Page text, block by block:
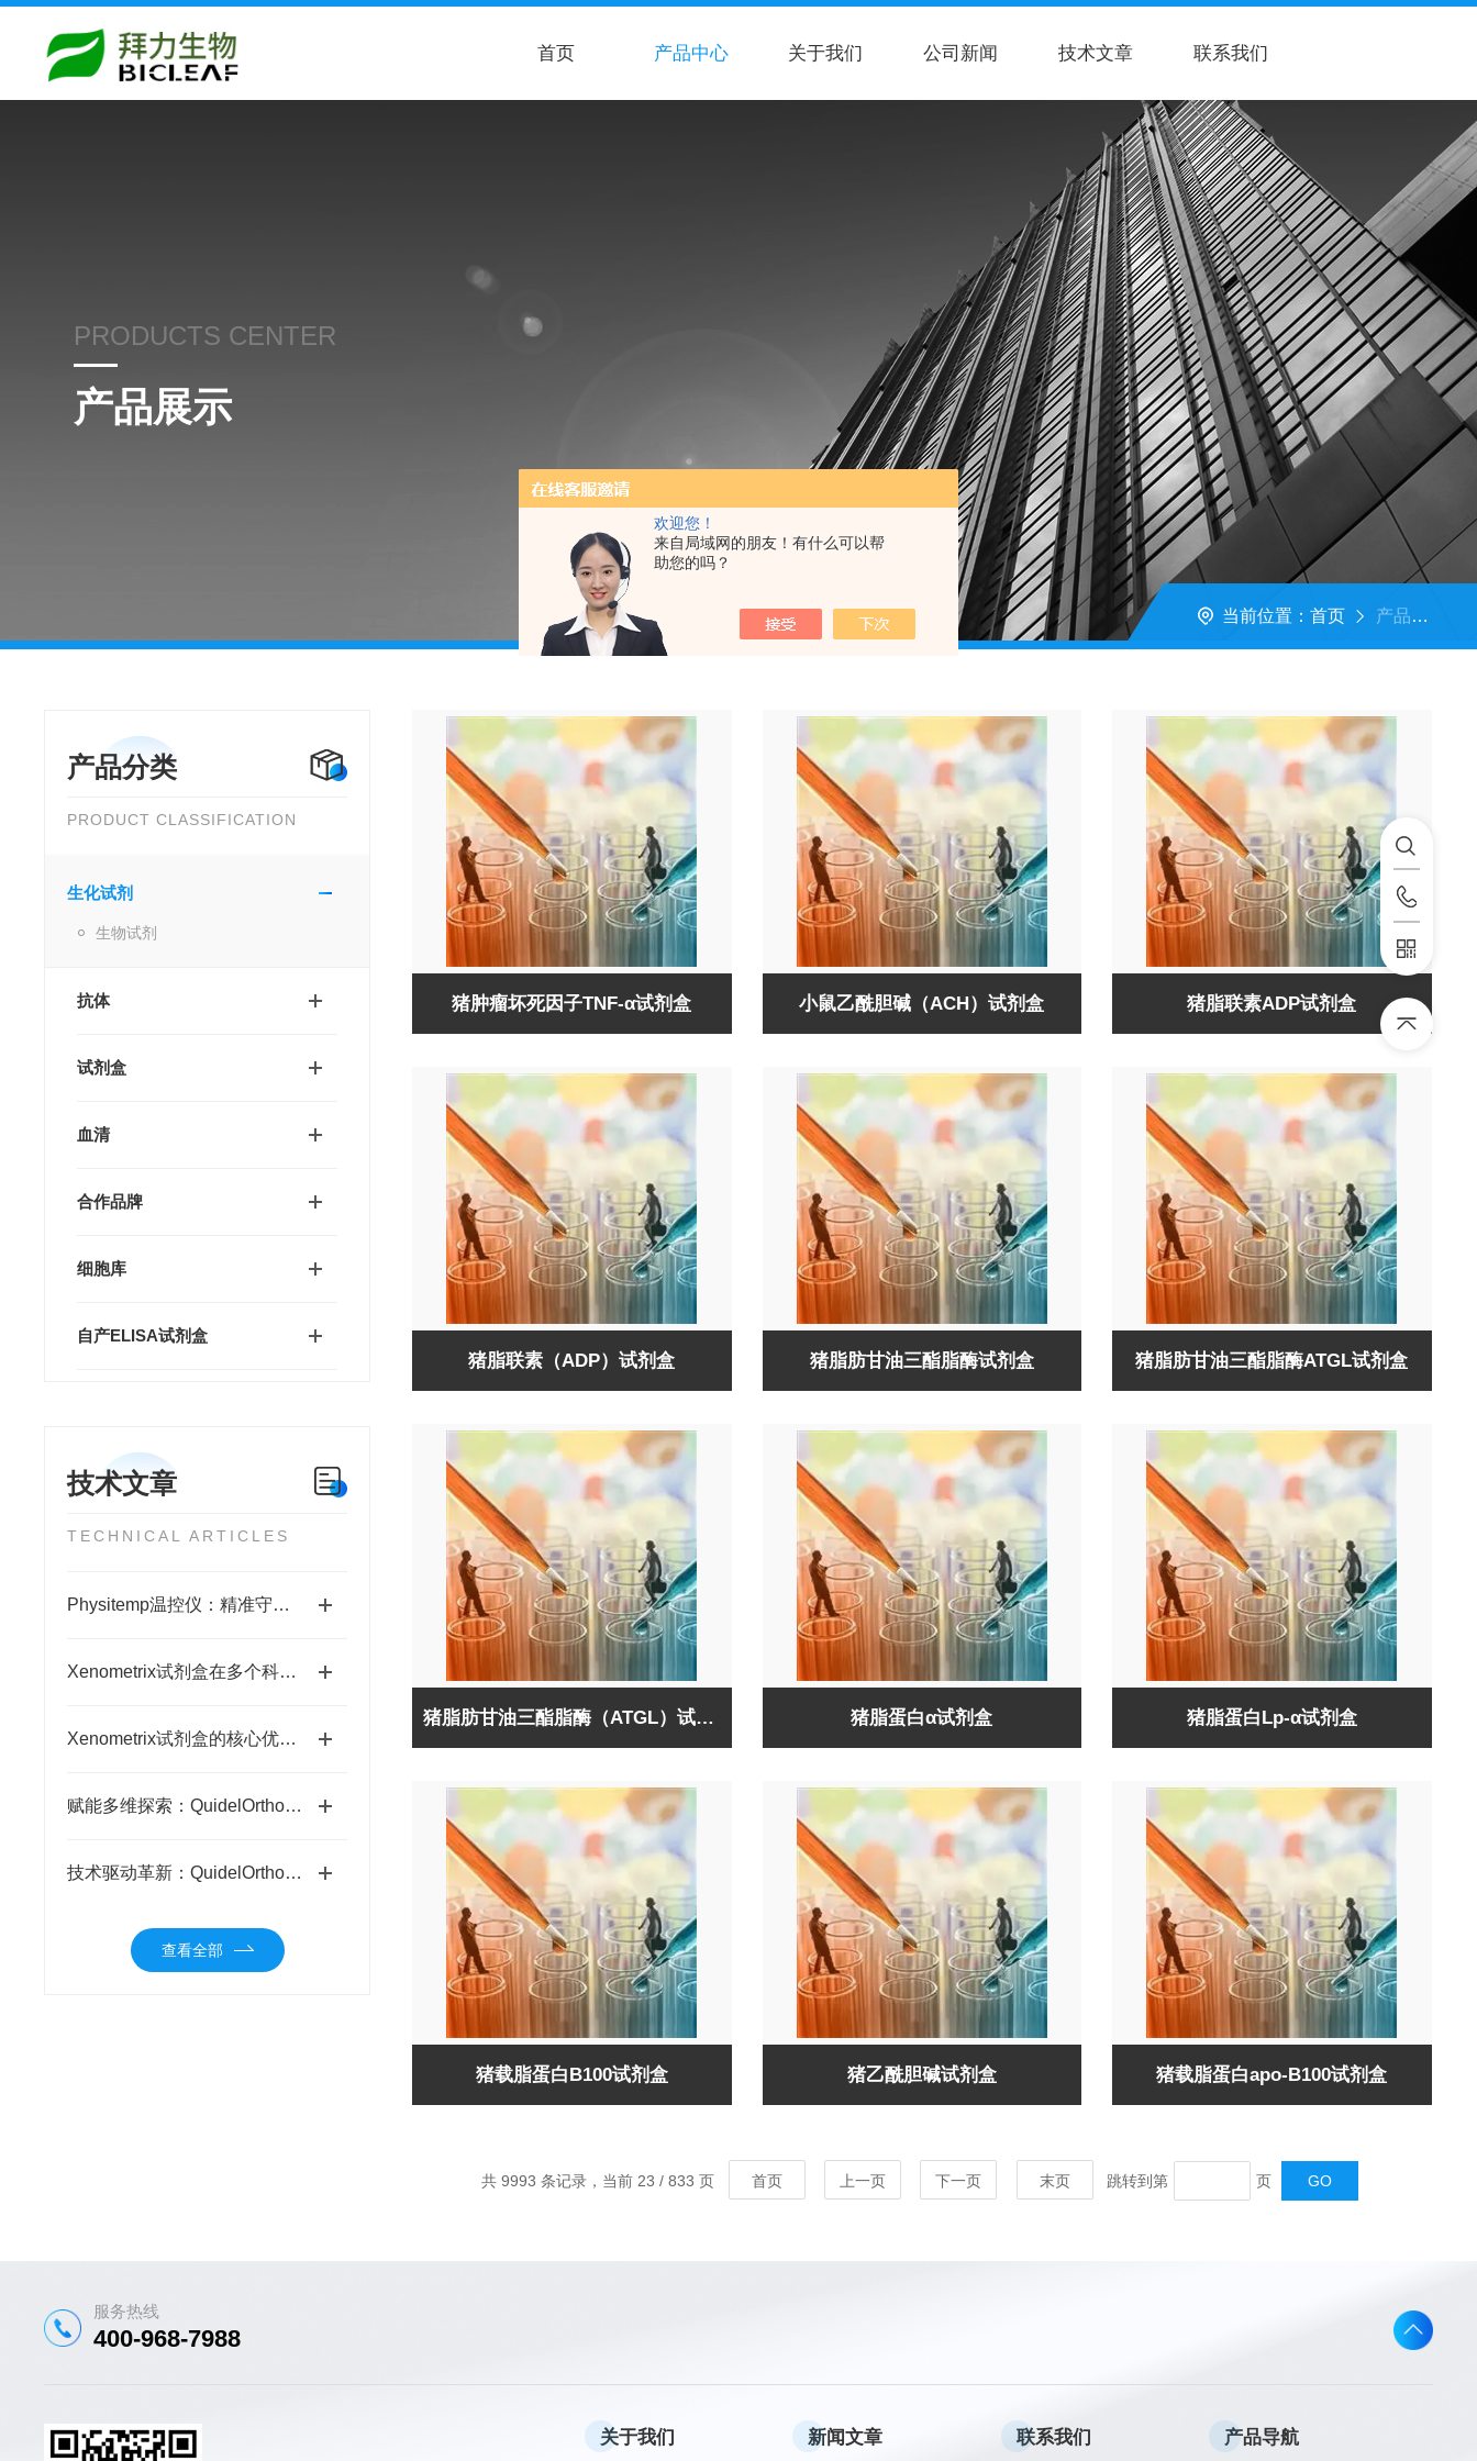
欢迎您！
来自局域网的朋友！有什么可以帮
助您的吗？
首页 产品中心 关于我们 公司新闻 技术文章 联系我们
PRODUCTS CENTER
产品展示
当前位置：首页 产品展示
产品分类
PRODUCT CLASSIFICATION
生化试剂
生物试剂
抗体
试剂盒
血清
合作品牌
细胞库
自产ELISA试剂盒
技术文章
TECHNICAL ARTICLES
Physitemp温控仪：精准守护生命体征的科研利器
Xenometrix试剂盒在多个科学与医疗场景中得到广泛应用
Xenometrix试剂盒的核心优势科普
赋能多维探索：QuidelOrtho蛋白分析的全场景价值
技术驱动革新：QuidelOrtho蛋白分析的科研破局之路
查看全部
猪肿瘤坏死因子TNF-α试剂盒 小鼠乙酰胆碱（ACH）试剂盒 猪脂联素ADP试剂盒
猪脂联素（ADP）试剂盒​ 猪脂肪甘油三酯脂酶试剂盒 猪脂肪甘油三酯脂酶ATGL试剂盒
猪脂肪甘油三酯脂酶（ATGL）试剂盒 猪脂蛋白α试剂盒 猪脂蛋白Lp-α试剂盒
猪载脂蛋白B100试剂盒 猪乙酰胆碱试剂盒​ 猪载脂蛋白apo-B100试剂盒​
共 9993 条记录，当前 23 / 833 页 首页 上一页 下一页 末页 跳转到第 页
服务热线
400-968-7988
关于我们 新闻文章 联系我们 产品导航